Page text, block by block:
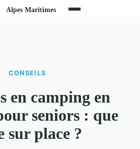
CONSEILS
en camping en
seniors : que
sur place ?